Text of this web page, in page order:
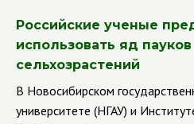
Российские ученые
использовать яд
сельхозрастений
В Новосибирском
университете (НГАУ) и